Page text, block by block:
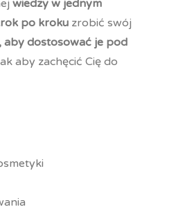
wiedzy w jednym
po kroku zrobić swój
aby dostosować je pod
aby zachęcić Cię do